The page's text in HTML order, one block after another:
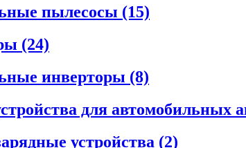
пылесосы (15)
(24)
инверторы (8)
для автомобильных
устройства (2)